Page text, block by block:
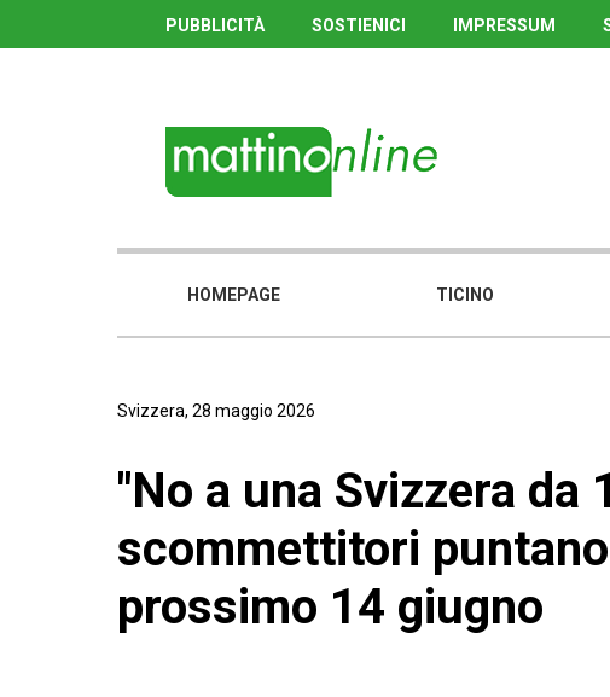
PUBBLICITÀ SOSTIENICI IMPRESSUM
HOMEPAGE TICINO
Svizzera, 28 maggio 2026
"No a una Svizzera da
scommettitori puntano
prossimo 14 giugno